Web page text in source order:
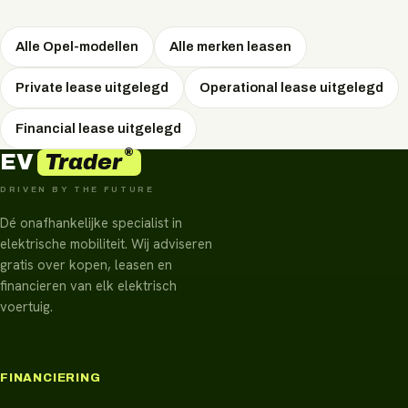
Alle Opel-modellen Alle merken leasen
Private lease uitgelegd Operational lease uitgelegd
Financial lease uitgelegd
EV Trader®
DRIVEN BY THE FUTURE
Dé onafhankelijke specialist in
elektrische mobiliteit. Wij adviseren
gratis over kopen, leasen en
financieren van elk elektrisch
voertuig.
FINANCIERING